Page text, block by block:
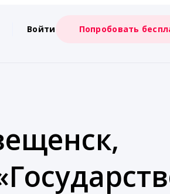
Войти Попробовать